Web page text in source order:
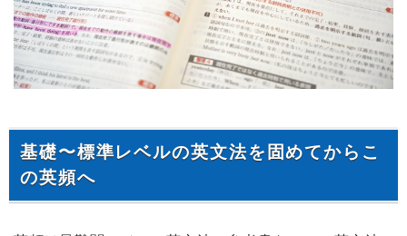
基礎〜標準レベルの英文法を固めてからこ
の英頻へ